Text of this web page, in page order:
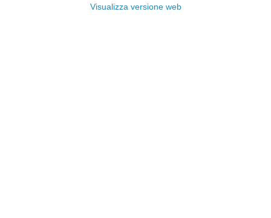
Visualizza versione web